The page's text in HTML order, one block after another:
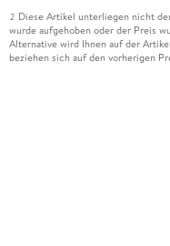
2 Diese Artikel unterliegen nicht
wurde aufgehoben oder der Preis
Alternative wird Ihnen auf der
beziehen sich auf den vorherigen